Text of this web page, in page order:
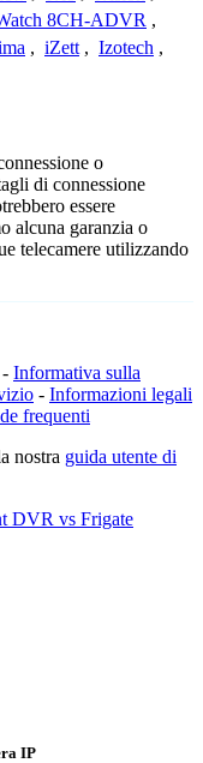
8CH-ADVR ,
, iZett , Izotech ,
o
di connessione
essere
alcuna garanzia o
telecamere utilizzando
Informativa sulla
- Informazioni legali
frequenti
nostra guida utente di
DVR vs Frigate
IP